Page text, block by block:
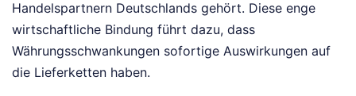
Handelspartnern Deutschlands gehört. Diese enge
wirtschaftliche Bindung führt dazu, dass
Währungsschwankungen sofortige Auswirkungen auf
die Lieferketten haben.